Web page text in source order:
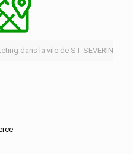
dans la vile de ST SEVERIN